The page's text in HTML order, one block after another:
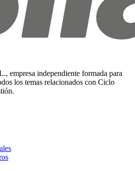
independiente formada para
los temas relacionados con Ciclo